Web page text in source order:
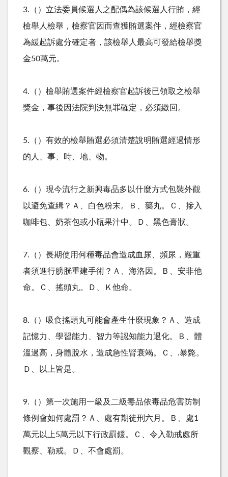
3.（）立法委員候選人之配偶為該候選人行賄，經
檢舉人檢舉，檢察官因而查獲賄選案件，經檢察官
為緩起訴處分確定者，該檢舉人最高可發給檢舉獎
金50萬元。
4.（）檢舉賄選案件經檢察官起訴後已領取之檢舉
獎金，事後因法院判決無罪確定，必須繳回。
5.（）有效的檢舉賄選必須清楚說明賄選經過情形
的人、事、時、地、物。
6.（）現今流行之新興毒品多以什麼方式包裝外觀
以避免查緝？Ａ、白色粉末。Ｂ、藥丸。Ｃ、摻入
咖啡包、奶茶包或小瓶果汁中。Ｄ、黑色膏狀。
7.（）長期使用何種毒品會造成血尿、頻尿，嚴重
者須進行膀胱重建手術？Ａ、海洛因。Ｂ、安非他
命。Ｃ、搖頭丸。Ｄ、Ｋ他命。
8.（）吸食搖頭丸可能會產生什麼現象？Ａ、造成
記憶力、學習能力、智力等認知能力退化。Ｂ、體
溫過高，身體脫水，造成急性腎衰竭。Ｃ、.暴斃。
Ｄ、以上皆是。
9.（）第一次施用一級及二級毒品依毒品危害防制
條例會如何處罰？Ａ、處有期徒刑六月。Ｂ、處1
萬元以上5萬元以下行政罰鍰。Ｃ、令入勒戒處所
觀察、勒戒。Ｄ、不會處罰。